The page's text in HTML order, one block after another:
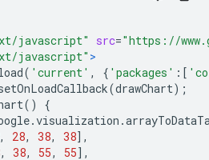
javascript" src="https://
javascript" >
( 'current' , { 'packages' :[
(drawChart);
()
{
.visualization .
, 28, 38, 38],
, 38, 55, 55],